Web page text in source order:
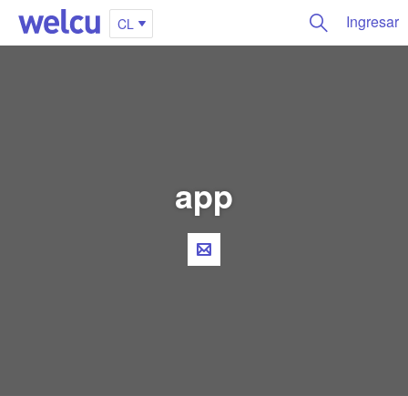
CL Ingresar
app